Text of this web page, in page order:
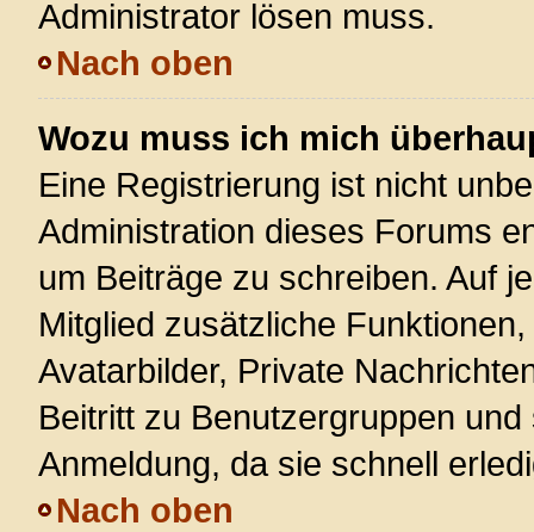
Administrator lösen muss.
Nach oben
Wozu muss ich mich
Eine Registrierung ist nicht
Administration dieses Forums
um Beiträge zu schreiben. Auf
Mitglied zusätzliche
Avatarbilder, Private
Beitritt zu Benutzergruppen
Anmeldung, da sie schnell
Nach oben